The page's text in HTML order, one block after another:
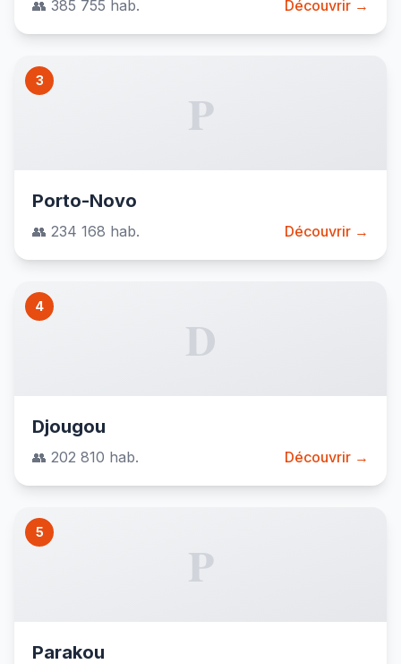
👥 385 755 hab. Découvrir →
3
P
Porto-Novo
👥 234 168 hab. Découvrir →
4
D
Djougou
👥 202 810 hab. Découvrir →
5
P
Parakou